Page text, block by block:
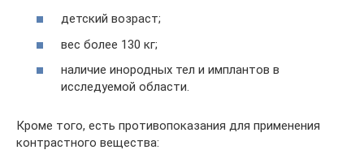
детский возраст;
вес более 130 кг;
наличие инородных тел и имплантов в
исследуемой области.
Кроме того, есть противопоказания для применения
контрастного вещества: